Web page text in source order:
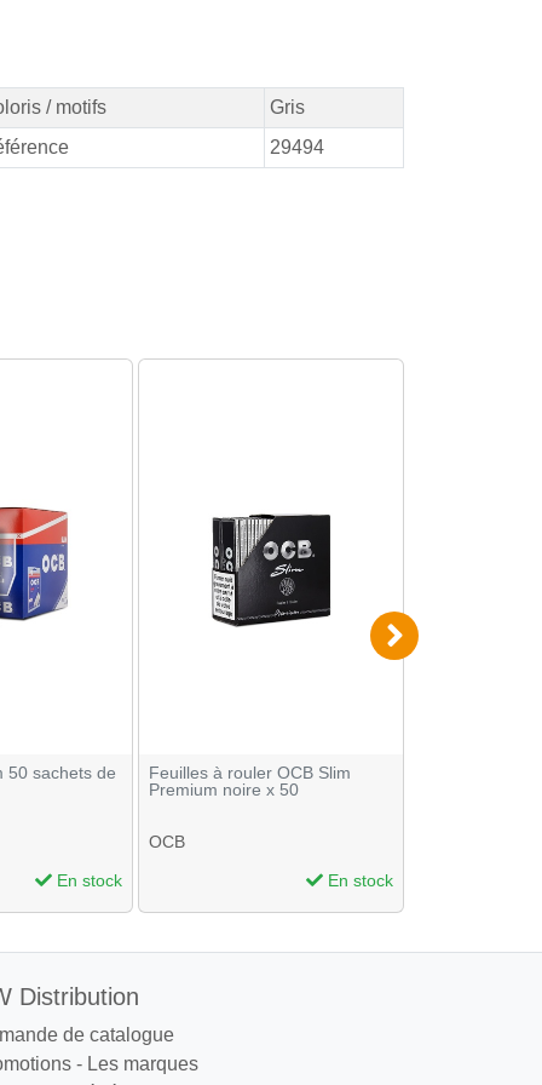
/ motifs
Gris
29494
50 sachets de
En stock
Feuilles à rouler OCB Slim
Premium noire x 50
OCB
En stock
Distribution
de catalogue
- Les marques